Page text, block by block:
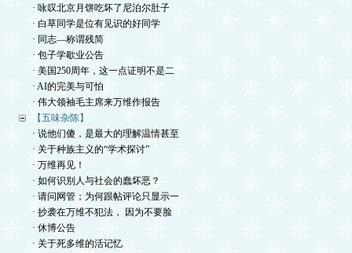
· 咏叹北京月饼吃坏了尼泊尔肚子
· 白草同学是位有见识的好同学
· 同志—称谓残简
· 包子学歇业公告
· 美国250周年，这一点证明不是二
· AI的完美与可怕
· 伟大领袖毛主席来万维作报告
【五味杂陈】
· 说他们傻，是最大的理解温情甚至
· 关于种族主义的“学术探讨”
· 万维再见！
· 如何识别人与社会的蠢坏恶？
· 请问网管；为何跟帖评论只显示一
· 抄袭在万维不犯法， 因为不要脸
· 休博公告
· 关于死多维的活记忆